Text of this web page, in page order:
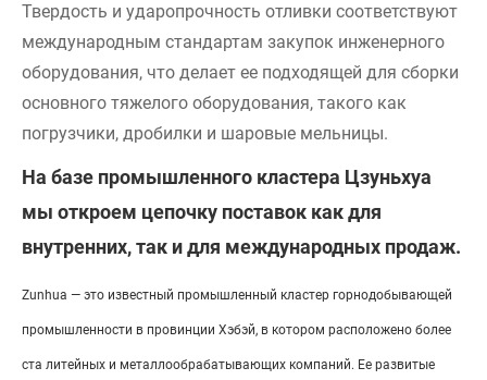
Твердость и ударопрочность отливки соответствуют
международным стандартам закупок инженерного
оборудования, что делает ее подходящей для сборки
основного тяжелого оборудования, такого как
погрузчики, дробилки и шаровые мельницы.
На базе промышленного кластера Цзуньхуа
мы откроем цепочку поставок как для
внутренних, так и для международных продаж.
Zunhua — это известный промышленный кластер горнодобывающей
промышленности в провинции Хэбэй, в котором расположено более
ста литейных и металлообрабатывающих компаний. Ее развитые